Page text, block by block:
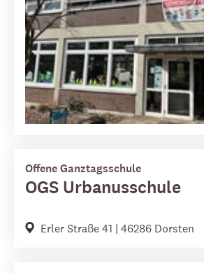
Offene Ganztagsschule
OGS Urbanusschule
Erler Straße 41 | 46286 Dorsten